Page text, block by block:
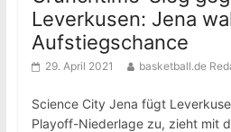
Leverkusen: Jena
Aufstiegschance
29. April 2021 basketball.de
Science City Jena fügt
Playoff-Niederlage zu, zieht mit